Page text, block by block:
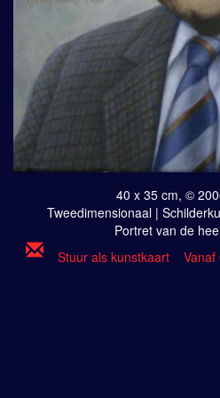
40 x 35 cm, ©
Tweedimensionaal |
Portret van de
Stuur als kunstkaart Vanaf